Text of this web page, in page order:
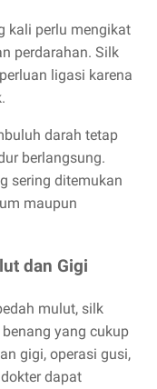
kali perlu mengikat
perdarahan. Silk
ligasi karena
darah tetap
berlangsung.
sering ditemukan
maupun
dan Gigi
mulut, silk
yang cukup
gigi, operasi gusi,
dapat